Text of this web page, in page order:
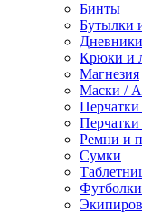
Бинты
Бутылки
Дневники
Крюки и
Магнезия
Маски /
Ремни и
Сумки
Футболки